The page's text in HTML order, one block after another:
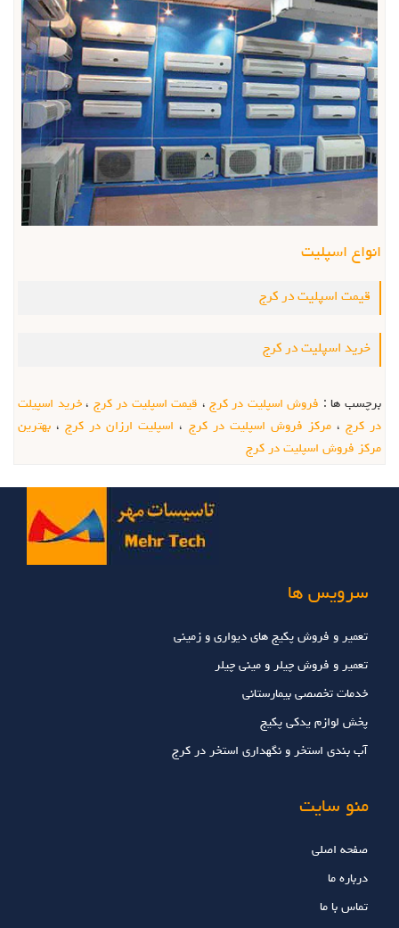
انواع اسپلیت
قیمت اسپلیت در کرج
خرید اسپلیت در کرج
برچسب ها : فروش اسپلیت در کرج ، قیمت اسپلیت در کرج ،خرید اسپیلت
در کرج ،مرکز فروش اسپلیت در کرج ، اسپلیت ارزان در کرج، بهترین
مرکز فروش اسپلیت در کرج
سرویس ها
تعمیر و فروش پکیج های دیواری و زمینی
تعمیر و فروش چیلر و مینی چیلر
خدمات تخصصي بيمارستاني
پخش لوازم یدکی پکیج
آب بندی استخر و نگهداری استخر در کرج
منو سایت
صفحه اصلی
درباره ما
تماس با ما